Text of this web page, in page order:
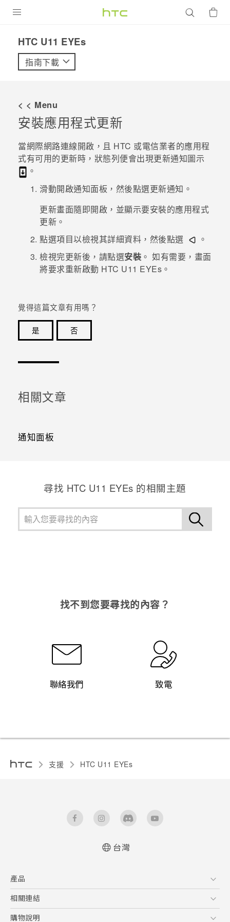
VIVE
配件
優惠專區
焦點訊息
企業採購
銷售通路
VIVELAND
HTC U11 EYEs‎
指南下載
< < Menu
安裝應用程式更新
當網際網路連線開啟，且 HTC 或電信業者的應用程
式有可用的更新時，狀態列便會出現更新通知圖示
。
滑動開啟通知面板，然後點選更新通知。
更新畫面隨即開啟，並顯示要安裝的應用程式
更新。
點選項目以檢視其詳細資料，然後點選
。
檢視完更新後，請點選安裝 。 如有需要，畫面
將要求重新啟動 HTC U11 EYEs 。
覺得這篇文章有用嗎？
是
否
相關文章
通知面板
尋找 HTC U11 EYEs 的相關主題
找不到您要尋找的內容？
聯絡我們 致電
支援 HTC U11 EYEs‎
台灣
產品
5G
智慧型手機
相關連結
HTC Research
購物說明